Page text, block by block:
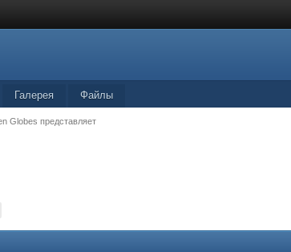
Галерея Файлы
Globes представляет